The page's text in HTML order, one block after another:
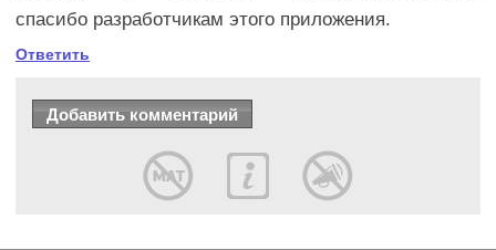
спасибо разработчикам этого приложения.
Ответить